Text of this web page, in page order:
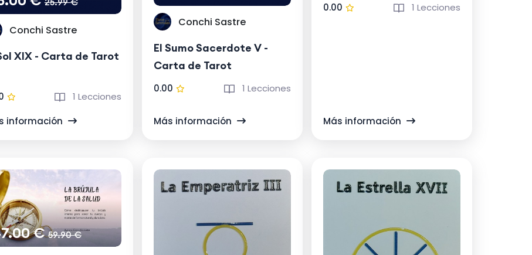
Conchi Sastre
XIX - Carta de Tarot
1 Lecciones
información
Conchi Sastre
El Sumo Sacerdote V -
Carta de Tarot
0.00 1 Lecciones
Más información
0.00 1 Lecciones
Más información
€59.90 €